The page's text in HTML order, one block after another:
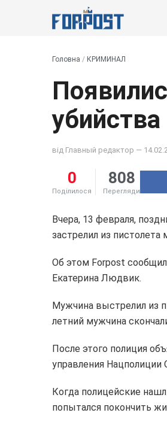
Головна / КРИМИНАЛ
від Главный редактор —
0
Поділилося
808
Перегляди
Вчера, 13 февраля,
застрелил из
Об этом Forpost
Екатерина Людвик.
Мужчина выстрелил из
летний мужчина
После этого полиция
управления Нацполиции
Когда полицейские
попытался покончить